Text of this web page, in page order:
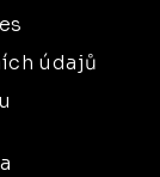
údajů